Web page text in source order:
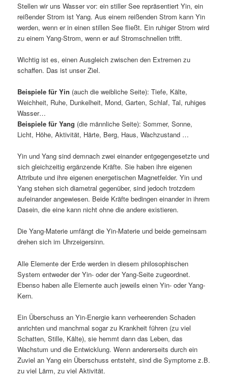
Stellen wir uns Wasser vor: ein stiller See repräsentiert Yin, ein
reißender Strom ist Yang. Aus einem reißenden Strom kann Yin
werden, wenn er in einen stillen See fließt. Ein ruhiger Strom wird
zu einem Yang-Strom, wenn er auf Stromschnellen trifft.
Wichtig ist es, einen Ausgleich zwischen den Extremen zu
schaffen. Das ist unser Ziel.
Beispiele für Yin (auch die weibliche Seite): Tiefe, Kälte,
Weichheit, Ruhe, Dunkelheit, Mond, Garten, Schlaf, Tal, ruhiges
Wasser…
Beispiele für Yang (die männliche Seite): Sommer, Sonne,
Licht, Höhe, Aktivität, Härte, Berg, Haus, Wachzustand …
Yin und Yang sind demnach zwei einander entgegengesetzte und
sich gleichzeitig ergänzende Kräfte. Sie haben ihre eigenen
Attribute und ihre eigenen energetischen Magnetfelder. Yin und
Yang stehen sich diametral gegenüber, sind jedoch trotzdem
aufeinander angewiesen. Beide Kräfte bedingen einander in ihrem
Dasein, die eine kann nicht ohne die andere existieren.
Die Yang-Materie umfängt die Yin-Materie und beide gemeinsam
drehen sich im Uhrzeigersinn.
Alle Elemente der Erde werden in diesem philosophischen
System entweder der Yin- oder der Yang-Seite zugeordnet.
Ebenso haben alle Elemente auch jeweils einen Yin- oder Yang-
Kern.
Ein Überschuss an Yin-Energie kann verheerenden Schaden
anrichten und manchmal sogar zu Krankheit führen (zu viel
Schatten, Stille, Kälte), sie hemmt dann das Leben, das
Wachstum und die Entwicklung. Wenn andererseits durch ein
Zuviel an Yang ein Überschuss entsteht, sind die Symptome z.B.
zu viel Lärm, zu viel Aktivität.